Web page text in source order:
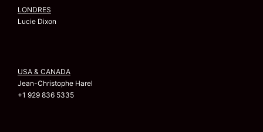
LONDRES
Lucie Dixon
USA & CANADA
Jean-Christophe Harel
+1 929 836 5335